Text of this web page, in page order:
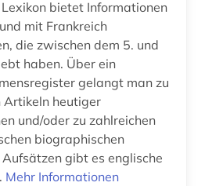
bietet Informationen
mit Frankreich
die zwischen dem 5. und
haben. Über ein
gelangt man zu
Artikeln heutiger
und/oder zu zahlreichen
biographischen
gibt es englische
Mehr Informationen